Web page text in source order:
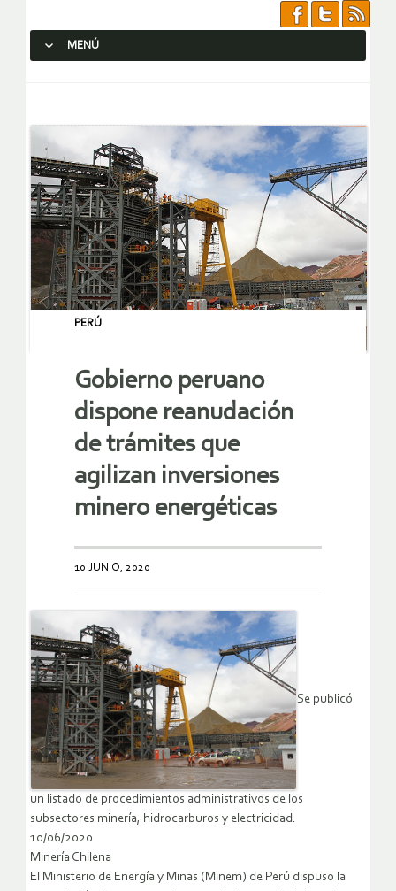
MENÚ
PERÚ
Gobierno peruano
dispone reanudación
de trámites que
agilizan inversiones
minero energéticas
10 JUNIO, 2020
Se publicó
un listado de procedimientos administrativos de los
subsectores minería, hidrocarburos y electricidad.
10/06/2020
Minería Chilena
El Ministerio de Energía y Minas (Minem) de Perú dispuso la